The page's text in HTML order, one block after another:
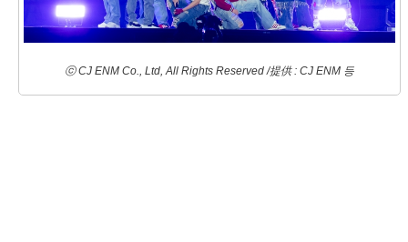
ⓒ CJ ENM Co., Ltd, All Rights Reserved /提供 : CJ ENM 등